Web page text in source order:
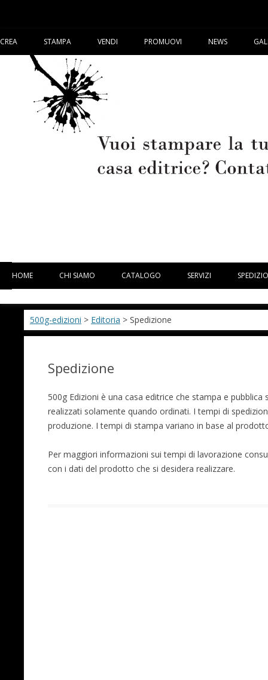
CREA STAMPA VENDI PROMUOVI NEWS
HOME CHI SIAMO CATALOGO SERVIZI
500g-edizioni > Editoria > Spedizione
Spedizione
500g Edizioni è una casa editrice che stampa e
realizzati solamente quando ordinati. I tempi di
produzione. I tempi di stampa variano in base al
Per maggiori informazioni sui tempi di lavorazione
con i dati del prodotto che si desidera realizzare.